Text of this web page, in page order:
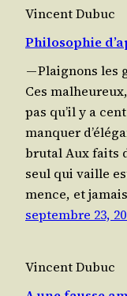
Vincent Dubuc
Philosophie
— Plai­gnons les
Ces
pas qu’il y a
man­quer
brutal Aux faits
seul qui vaille
mence, et
septembre 23,
Vincent Dubuc